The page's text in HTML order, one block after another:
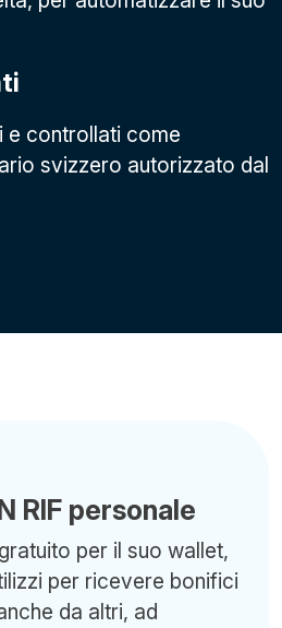
e controllati come
svizzero autorizzato dal
RIF personale
per il suo wallet,
per ricevere bonifici
da altri, ad